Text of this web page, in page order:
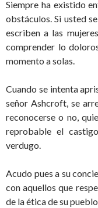
Siempre ha existido
obstáculos. Si usted
escriben a las
comprender lo
momento a solas.
Cuando se intenta
señor Ashcroft, se
reconocerse o no,
reprobable el
verdugo.
Acudo pues a su
con aquellos que
de la ética de su